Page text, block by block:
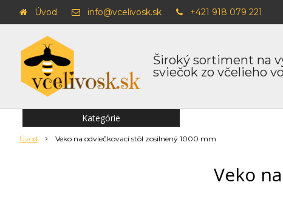
Široký sortiment na
sviečok zo včelieho
Úvod info@vcelivosk.sk +421 918 079 221
Úvod Veko na odviečkovací stôl zosilnený 1000 mm
Veko
Kategórie